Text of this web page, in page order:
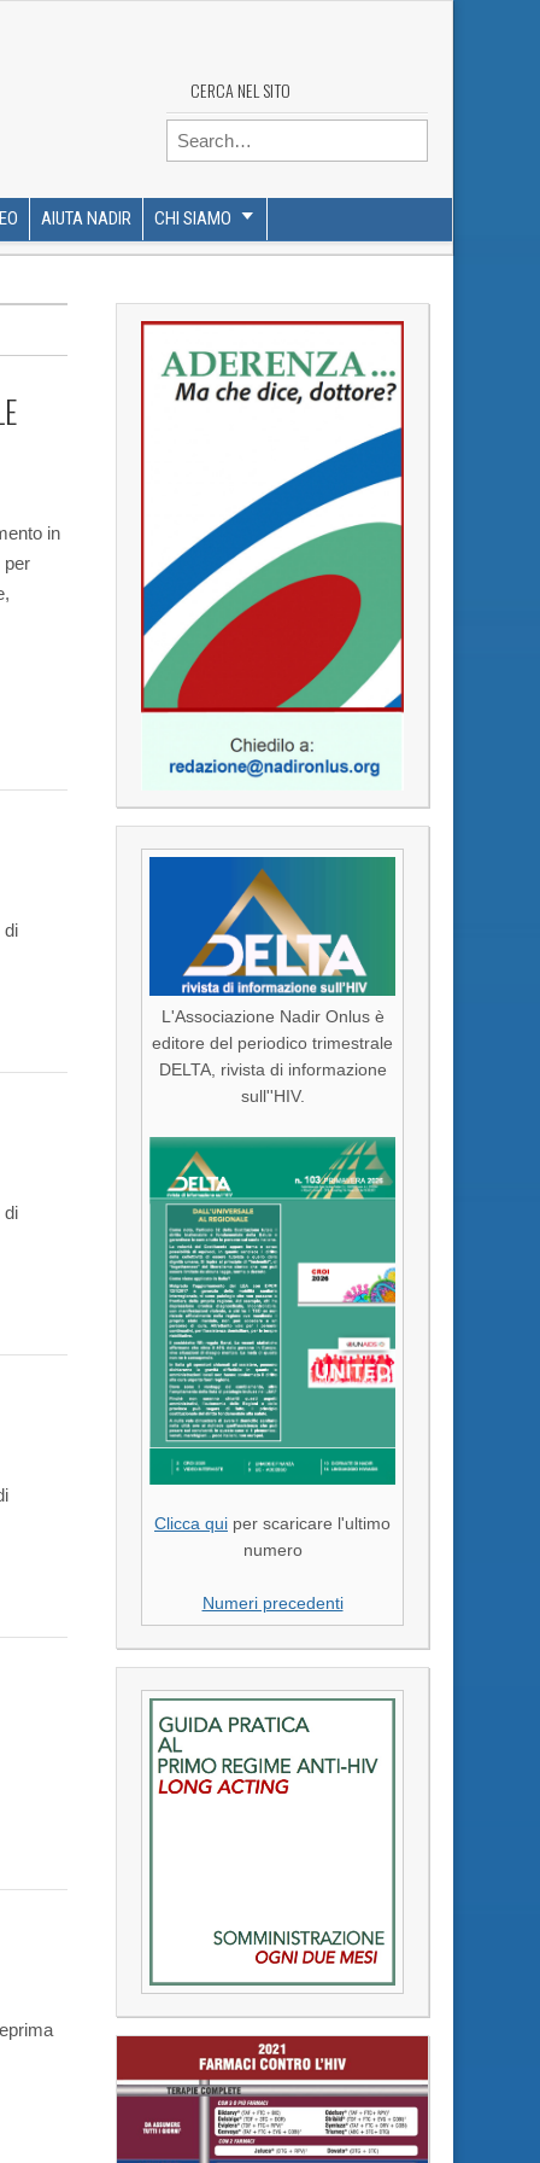
CERCA NEL SITO
Search for:
AIUTA NADIR CHI SIAMO
in
per
di
di
L'Associazione Nadir Onlus è
editore del periodico trimestrale
DELTA, rivista di informazione
sull''HIV.
Clicca qui per scaricare l'ultimo
numero
Numeri precedenti